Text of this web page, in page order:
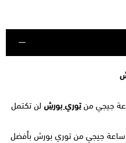
جيجي منتوري بورش لن تكتمل
ساعة جيجي من توري بورش بأفضل